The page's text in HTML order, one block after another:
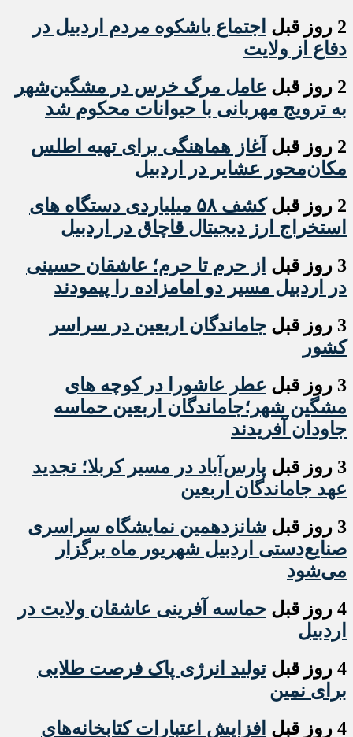
2 روز قبل
اجتماع باشکوه مردم اردبیل در
دفاع از ولایت
2 روز قبل
عامل مرگ خرس در مشگین‌شهر
به ترویج مهربانی با حیوانات محکوم شد
2 روز قبل
آغاز هماهنگی برای تهیه اطلس
مکان‌محور عشایر در اردبیل
2 روز قبل
کشف ۵۸ میلیاردی دستگاه های
استخراج ارز دیجیتال قاچاق در اردبیل
3 روز قبل
از حرم تا حرم؛ عاشقان حسینی
در اردبیل مسیر دو امامزاده را پیمودند
3 روز قبل
جاماندگان اربعین در سراسر
کشور
3 روز قبل
عطر عاشورا در کوچه های
مشگین شهر؛جاماندگان اربعین حماسه
جاودان آفریدند
3 روز قبل
پارس‌آباد در مسیر کربلا؛ تجدید
عهد جاماندگان اربعین
3 روز قبل
شانزدهمین نمایشگاه سراسری
صنایع‌دستی اردبیل شهریور ماه برگزار
می‌شود
4 روز قبل
حماسه آفرینی عاشقان ولایت در
اردبیل
4 روز قبل
تولید انرژی پاک فرصت طلایی
برای نمین
4 روز قبل
افزایش اعتبارات کتابخانه‌های